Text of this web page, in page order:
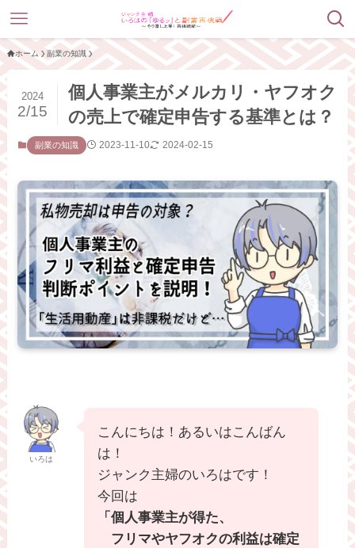
ホーム 副業の知識
個人事業主がメルカリ・ヤフオク
の売上で確定申告する基準とは？
2024
2/15
副業の知識 2023-11-10 2024-02-15
いろは
こんにちは！あるいはこんばん
は！
ジャンク主婦のいろはです！
今回は
「個人事業主が得た、
フリマやヤフオクの利益は確定